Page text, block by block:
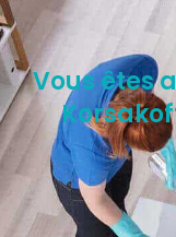
Vous êtes